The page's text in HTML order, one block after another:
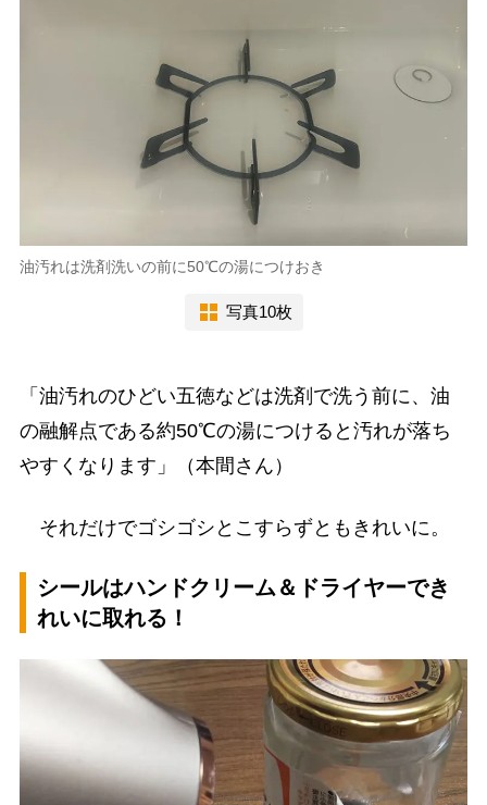
油汚れは洗剤洗いの前に50℃の湯につけおき
写真10枚
「油汚れのひどい五徳などは洗剤で洗う前に、油
の融解点である約50℃の湯につけると汚れが落ち
やすくなります」（本間さん）
それだけでゴシゴシとこすらずともきれいに。
シールはハンドクリーム＆ドライヤーでき
れいに取れる！